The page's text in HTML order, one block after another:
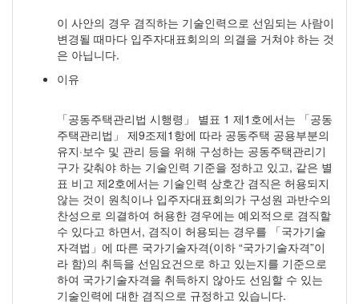
이 사안의 경우 겸직하는 기술인력으로 선임되는 사람이
변경될 때마다 입주자대표회의의 의결을 거쳐야 하는 것
은 아닙니다.
이유
「공동주택관리법 시행령」 별표 1 제1호에서는 「공동
주택관리법」 제9조제1항에 따라 공동주택 공용부분의
유지·보수 및 관리 등을 위해 구성하는 공동주택관리기
구가 갖춰야 하는 기술인력 기준을 정하고 있고, 같은 별
표 비고 제2호에서는 기술인력 상호간 겸직은 허용되지
않는 것이 원칙이나 입주자대표회의가 구성원 과반수의
찬성으로 의결하여 허용한 경우에는 예외적으로 겸직할
수 있다고 하면서, 겸직이 허용되는 경우를 「국가기술
자격법」에 따른 국가기술자격(이하 “국가기술자격”이
라 함)의 취득을 선임요건으로 하고 있는지를 기준으로
하여 국가기술자격을 취득하지 않아도 선임할 수 있는
기술인력에 대한 겸직으로 규정하고 있습니다.